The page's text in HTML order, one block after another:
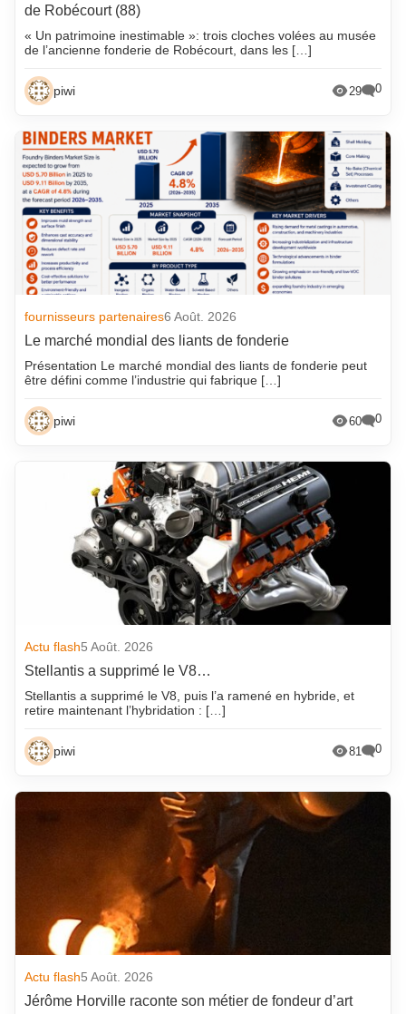
de Robécourt (88)
« Un patrimoine inestimable »: trois cloches volées au musée
de l’ancienne fonderie de Robécourt, dans les […]
piwi 29 0
fournisseurs partenaires6 Août. 2026
Le marché mondial des liants de fonderie
Présentation Le marché mondial des liants de fonderie peut
être défini comme l’industrie qui fabrique […]
piwi 60 0
Actu flash5 Août. 2026
Stellantis a supprimé le V8…
Stellantis a supprimé le V8, puis l’a ramené en hybride, et
retire maintenant l’hybridation : […]
piwi 81 0
Actu flash5 Août. 2026
Jérôme Horville raconte son métier de fondeur d’art